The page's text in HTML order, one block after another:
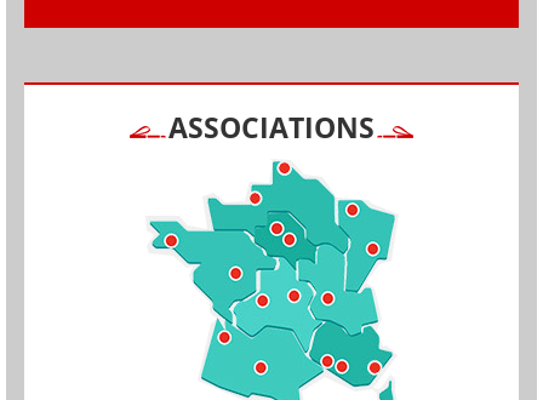
ASSOCIATIONS